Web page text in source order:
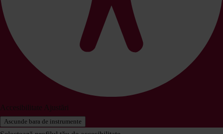
Accesibilitate Ajustări
Ascunde bara de instrumente